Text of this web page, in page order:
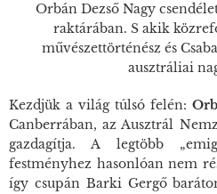
Orbán Dezső Nagy
raktárában. S akik
művészettörténész és
ausztráliai
Kezdjük a világ túlsó felén:
Canberrában, az Ausztrál
gazdagítja. A legtöbb
festményhez hasonlóan nem
így csupán Barki Gergő